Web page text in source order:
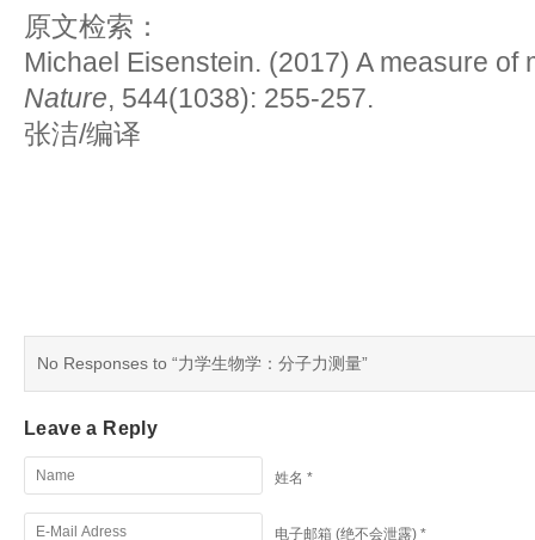
原文检索：
Michael Eisenstein. (2017) A measure of
Nature, 544(1038): 255-257.
张洁/编译
No Responses to “力学生物学：分子力测量”
Leave a Reply
姓名 *
电子邮箱 (绝不会泄露) *